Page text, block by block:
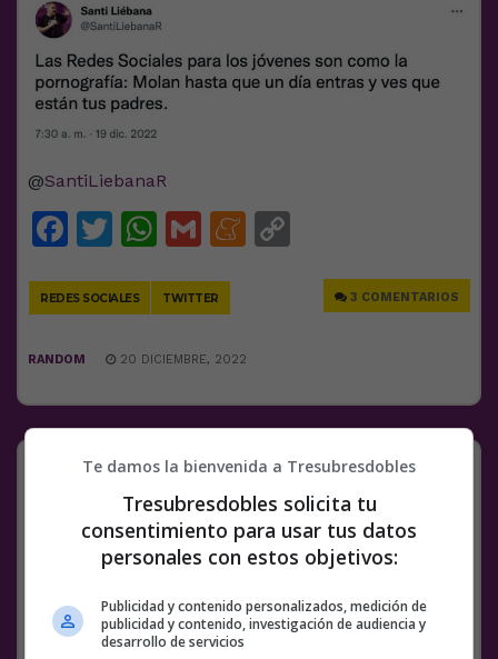
@SantiLiebanaR
Facebook
Twitter
WhatsApp
GmailMeneame
REDES SOCIALES TWITTER 3 COMENTARIOS
RANDOM 20 DICIEMBRE, 2022
¯\_(ツ)_/¯
thenxtbstamrcrd
Facebook
Twitter
WhatsApp
Gmail
Meneame
Copy
Link
EMBARAZO HETERO HIJOS
Te damos la bienvenida a Tresubresdobles
Tresubresdobles solicita tu
consentimiento para usar tus datos
personales con estos objetivos:
Publicidad y contenido personalizados, medición de
publicidad y contenido, investigación de audiencia y
desarrollo de servicios